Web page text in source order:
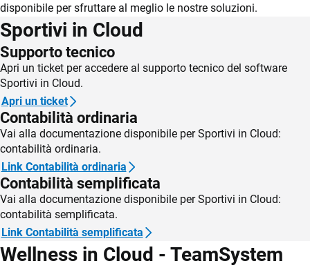
disponibile per sfruttare al meglio le nostre soluzioni.
Sportivi in Cloud
Supporto tecnico
Apri un ticket per accedere al supporto tecnico del software
Sportivi in Cloud.
Apri un ticket
Contabilità ordinaria
Vai alla documentazione disponibile per Sportivi in Cloud:
contabilità ordinaria.
Link Contabilità ordinaria
Contabilità semplificata
Vai alla documentazione disponibile per Sportivi in Cloud:
contabilità semplificata.
Link Contabilità semplificata
Wellness in Cloud - TeamSystem